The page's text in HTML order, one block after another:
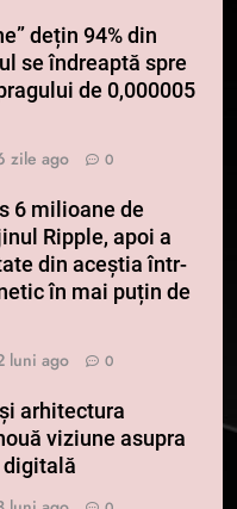
dețin 94% din
se îndreaptă spre
de 0,000005
zile ago 0
6 milioane de
Ripple, apoi a
din aceștia într-
în mai puțin de
luni ago 0
arhitectura
viziune asupra
digitală